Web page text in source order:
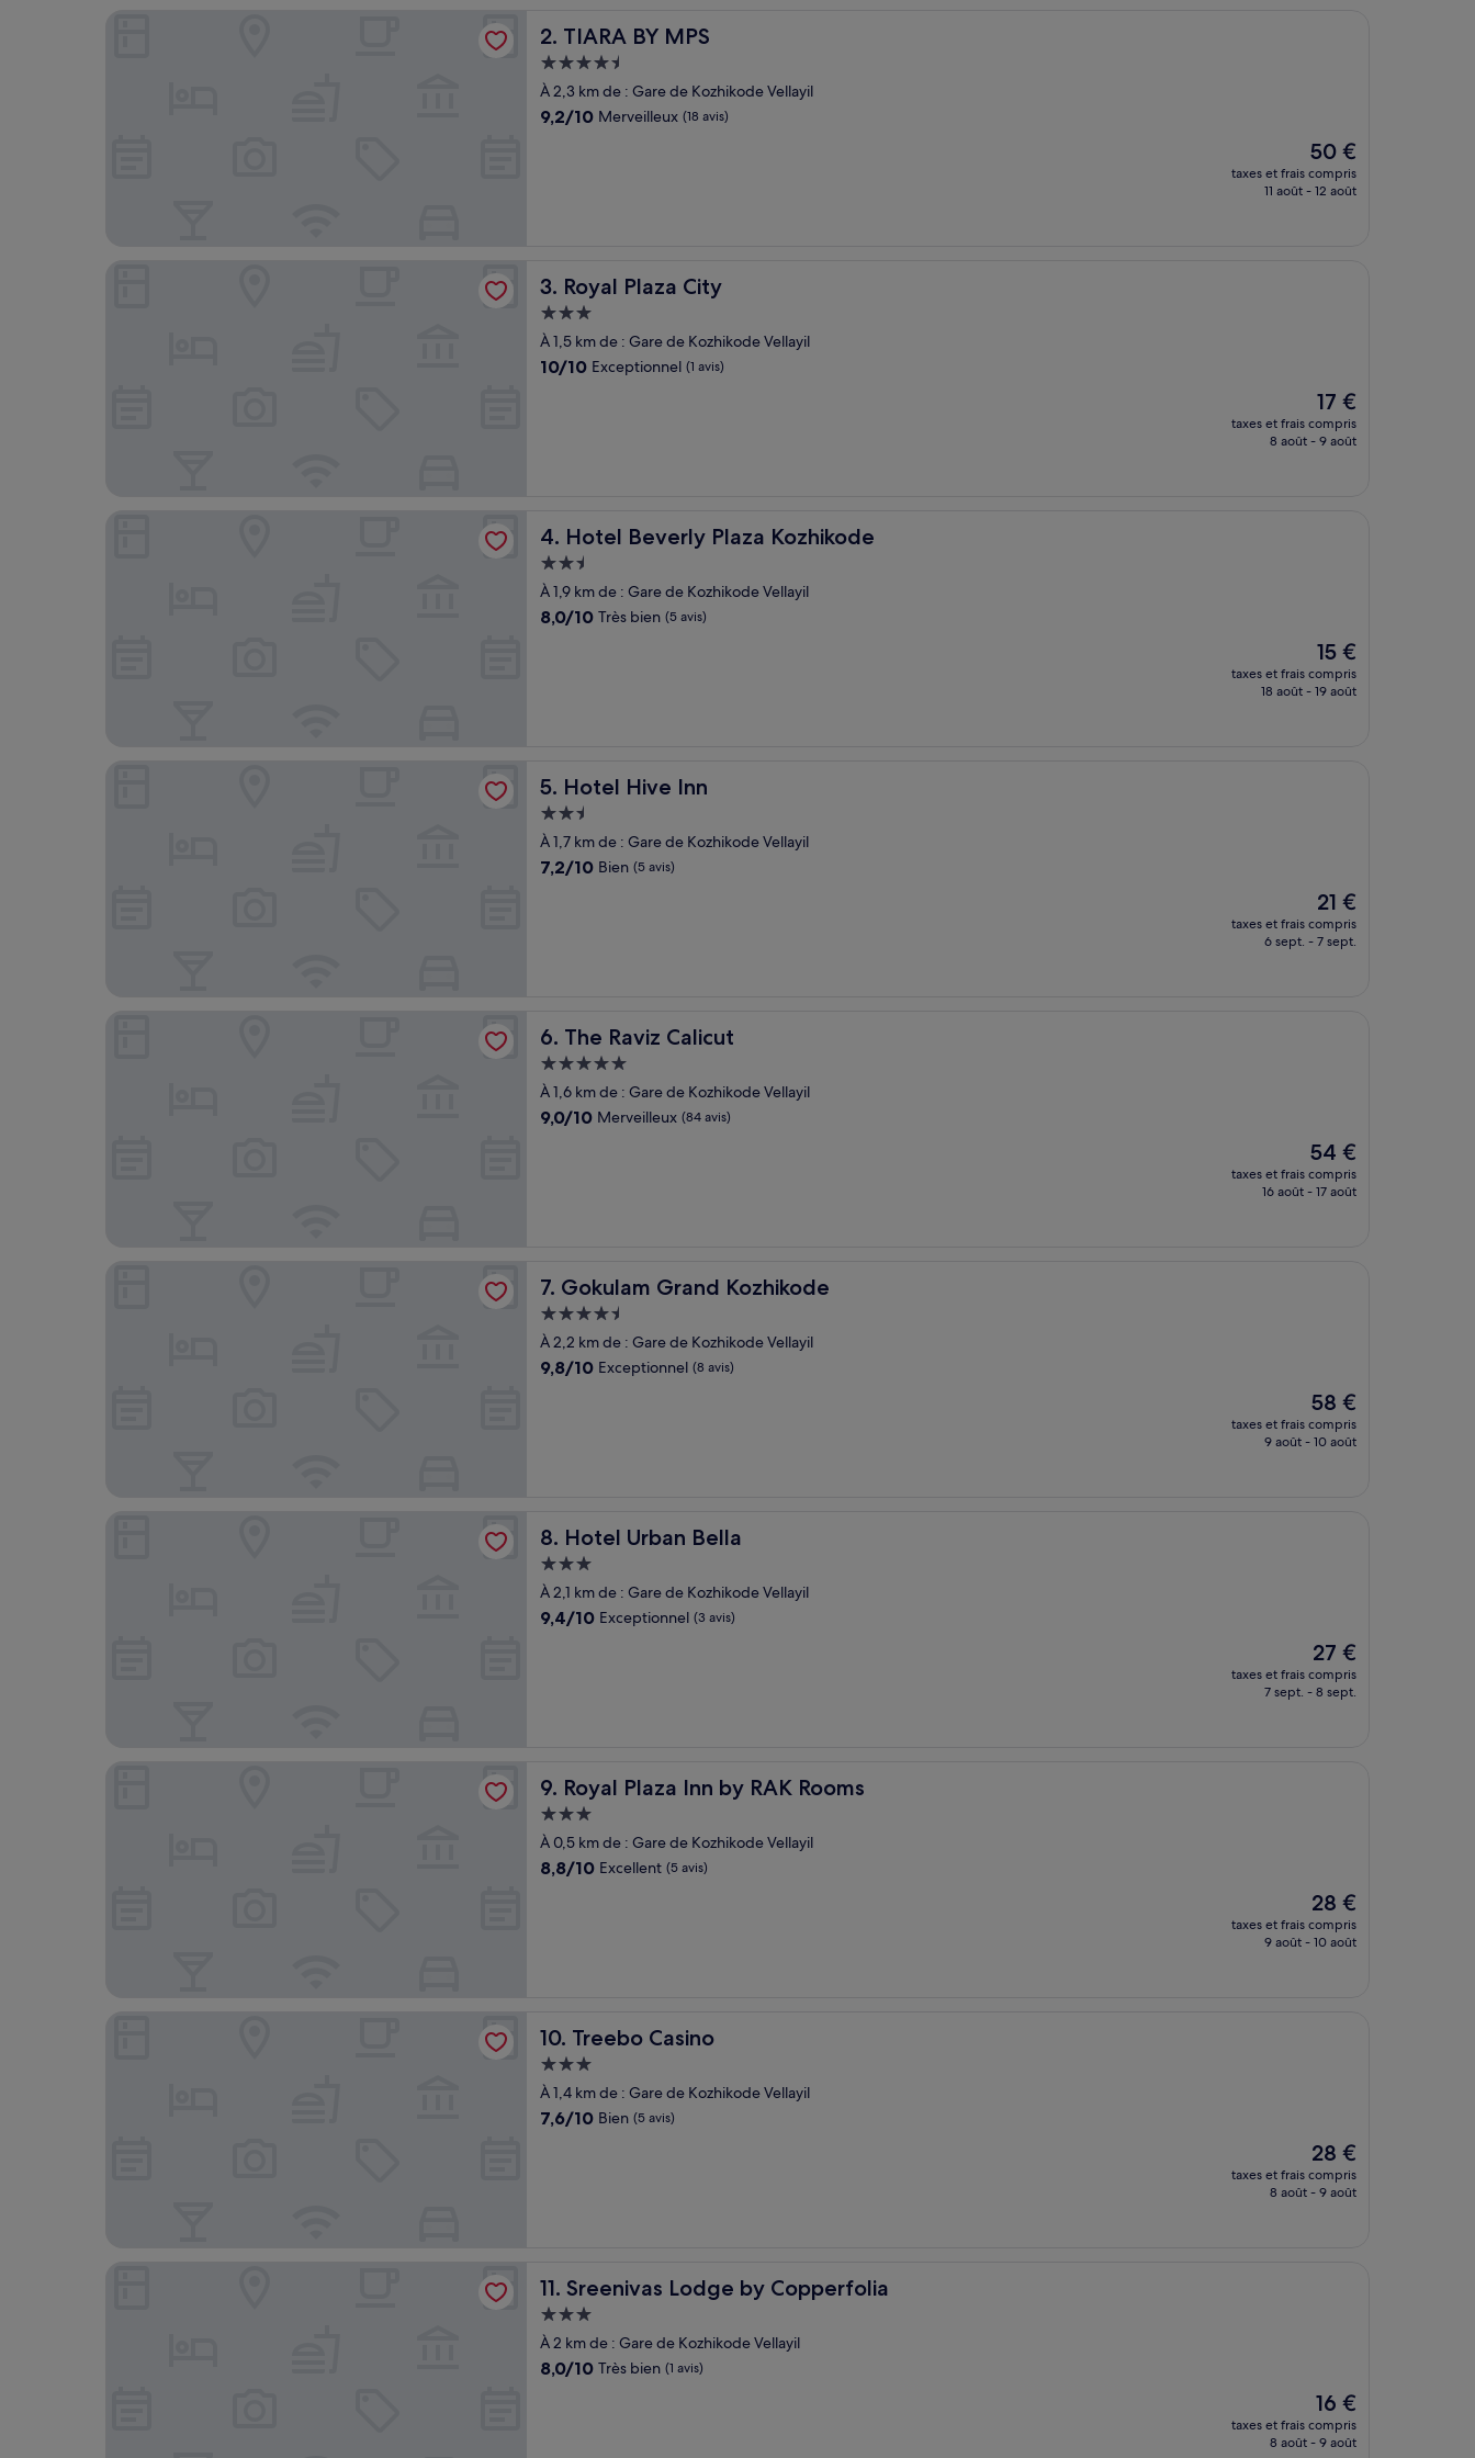
2. TIARA BY MPS
TIARA BY MPS
Hébergement
4.5 étoiles
À 2,3 km de : Gare de Kozhikode Vellayil
9.2
9,2/10 Merveilleux (18 avis)
Le
nouveau
prix
50 €
taxes et frais compris
11 août - 12 août
3. Royal Plaza City
Royal Plaza City
Hébergement
3.0 étoiles
À 1,5 km de : Gare de Kozhikode Vellayil
10.0
10/10 Exceptionnel (1 avis)
Le
nouveau
prix
17 €
taxes et frais compris
8 août - 9 août
4. Hotel Beverly Plaza Kozhikode
Hotel Beverly Plaza Kozhikode
Hébergement
2.5 étoiles
À 1,9 km de : Gare de Kozhikode Vellayil
8.0
8,0/10 Très bien (5 avis)
Le
nouveau
prix
15 €
taxes et frais compris
18 août - 19 août
5. Hotel Hive Inn
Hotel Hive Inn
Hébergement
2.5 étoiles
À 1,7 km de : Gare de Kozhikode Vellayil
7.2
7,2/10 Bien (5 avis)
Le
nouveau
prix
21 €
taxes et frais compris
6 sept. - 7 sept.
6. The Raviz Calicut
The Raviz Calicut
Hébergement
5.0 étoiles
À 1,6 km de : Gare de Kozhikode Vellayil
9.0
9,0/10 Merveilleux (84 avis)
Le
nouveau
prix
54 €
taxes et frais compris
16 août - 17 août
7. Gokulam Grand Kozhikode
Gokulam Grand Kozhikode
Hébergement
4.5 étoiles
À 2,2 km de : Gare de Kozhikode Vellayil
9.8
9,8/10 Exceptionnel (8 avis)
Le
nouveau
prix
58 €
taxes et frais compris
9 août - 10 août
8. Hotel Urban Bella
Hotel Urban Bella
Hébergement
3.0 étoiles
À 2,1 km de : Gare de Kozhikode Vellayil
9.4
9,4/10 Exceptionnel (3 avis)
Le
nouveau
prix
27 €
taxes et frais compris
7 sept. - 8 sept.
9. Royal Plaza Inn by RAK Rooms
Royal Plaza Inn by RAK Rooms
Hébergement
3.0 étoiles
À 0,5 km de : Gare de Kozhikode Vellayil
8.8
8,8/10 Excellent (5 avis)
Le
nouveau
prix
28 €
taxes et frais compris
9 août - 10 août
10. Treebo Casino
Treebo Casino
Hébergement
3.0 étoiles
À 1,4 km de : Gare de Kozhikode Vellayil
7.6
7,6/10 Bien (5 avis)
Le
nouveau
prix
28 €
taxes et frais compris
8 août - 9 août
11. Sreenivas Lodge by Copperfolia
Sreenivas Lodge by Copperfolia
Hébergement
3.0 étoiles
À 2 km de : Gare de Kozhikode Vellayil
8.0
8,0/10 Très bien (1 avis)
Le
nouveau
prix
16 €
taxes et frais compris
8 août - 9 août